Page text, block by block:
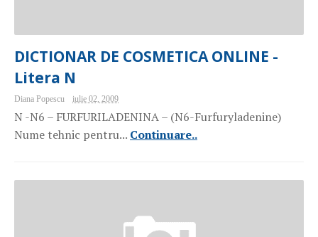
DICTIONAR DE COSMETICA ONLINE -
Litera N
Diana Popescu iulie 02, 2009
N -N6 – FURFURILADENINA – (N6-Furfuryladenine)
Nume tehnic pentru... Continuare..